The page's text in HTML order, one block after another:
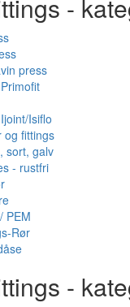
-
press
Isiflo
og fittings
sort, galv
- rustfri
PEM
Rør
-